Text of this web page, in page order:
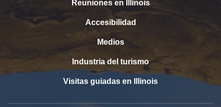
Reuniones en Illinois
Accesibilidad
Medios
Industria del turismo
Visitas guiadas en Illinois